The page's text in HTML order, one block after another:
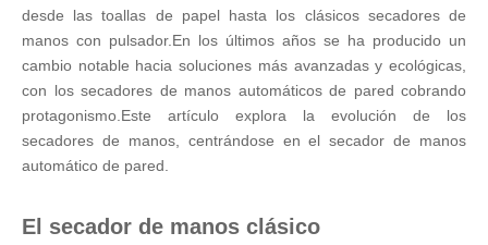
desde las toallas de papel hasta los clásicos secadores de
manos con pulsador.En los últimos años se ha producido un
cambio notable hacia soluciones más avanzadas y ecológicas,
con los secadores de manos automáticos de pared cobrando
protagonismo.Este artículo explora la evolución de los
secadores de manos, centrándose en el secador de manos
automático de pared.
El secador de manos clásico